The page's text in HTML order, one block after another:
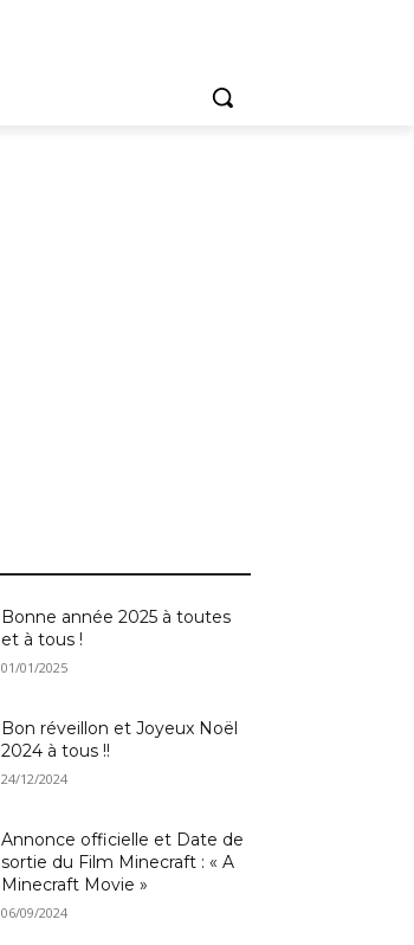
Bonne année 2025 à toutes
et à tous !
01/01/2025
Bon réveillon et Joyeux Noël
2024 à tous !!
24/12/2024
Annonce officielle et Date de
sortie du Film Minecraft : « A
Minecraft Movie »
06/09/2024